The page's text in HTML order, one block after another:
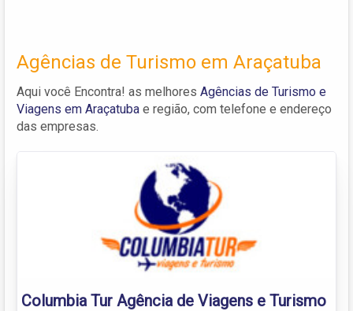
Agências de Turismo em Araçatuba
Aqui você Encontra! as melhores Agências de Turismo e
Viagens em Araçatuba e região, com telefone e endereço
das empresas.
Columbia Tur Agência de Viagens e Turismo